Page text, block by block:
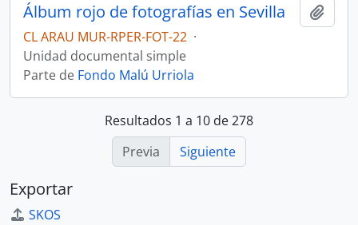
Álbum rojo de fotografías en Sevilla
CL ARAU MUR-RPER-FOT-22 ·
Unidad documental simple
Parte de Fondo Malú Urriola
Resultados 1 a 10 de 278
Previa
Siguiente
Exportar
SKOS